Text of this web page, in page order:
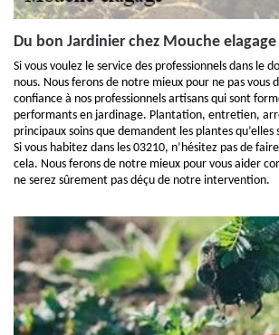
Du bon Jardinier chez Mouche elagage
Si vous voulez le service des professionnels dans le
nous. Nous ferons de notre mieux pour ne pas vous
confiance à nos professionnels artisans qui sont
performants en jardinage. Plantation, entretien,
principaux soins que demandent les plantes qu’elles
Si vous habitez dans les 03210, n’hésitez pas de
cela. Nous ferons de notre mieux pour vous aider
ne serez sûrement pas déçu de notre intervention.